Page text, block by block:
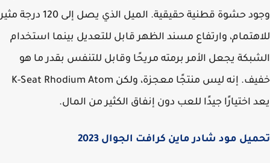
وجود حشوة قطنية حقيقية. الميل الذي يصل إلى 120 درجة مثير
وارتفاع مسند الظهر قابل للتعديل بينما استخدام
يجعل الأمر برمته مريحًا وقابل للتنفس بقدر ما هو
خفيف. إنه ليس منتجًا معجزة، ولكن K-Seat Rhodium Atom
اختيارًا جيدًا للعب دون إنفاق الكثير من المال.
مود شادر ماين كرافت الجوال 2023